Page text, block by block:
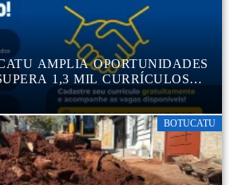
AMPLIA OPORTUNIDADES
1,3 MIL CURRÍCULOS
BOTUCATU